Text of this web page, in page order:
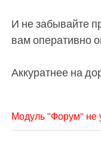
И не забывайте
вам оперативно
Аккуратнее на
Модуль "Форум" не